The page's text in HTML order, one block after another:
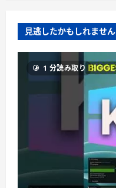
見逃したかもしれません
1 分読み取り